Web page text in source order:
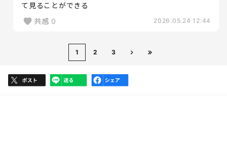
て見ることができる
共感 0 2026.05.24 12:44
1 2 3